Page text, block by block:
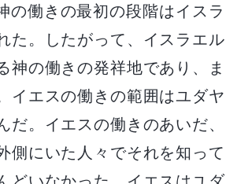
の働きの最初の段階はイスラ
た。したがって、イスラエル
神の働きの発祥地であり、ま
イエスの働きの範囲はユダヤ
だ。イエスの働きのあいだ、
側にいた人々でそれを知って